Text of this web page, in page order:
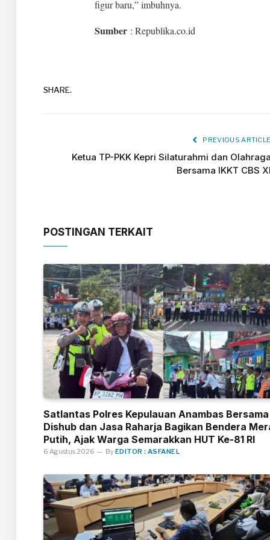
figur baru,” imbuhnya.
Sumber : Republika.co.id
SHARE.
PREVIOUS
Ketua TP-PKK Kepri Silaturahmi dan
Bersama IKKT CBS
POSTINGAN TERKAIT
Satlantas Polres Kepulauan Anambas Bersama
Dishub dan Jasa Raharja Bagikan Bendera
Putih, Ajak Warga Semarakkan HUT Ke-81 RI
6 Agustus 2026 ByEDITOR : ASFANEL